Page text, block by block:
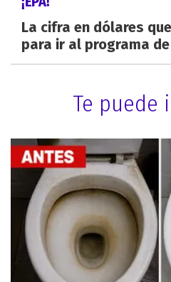
La cifra en dólares
para ir al programa
Te puede